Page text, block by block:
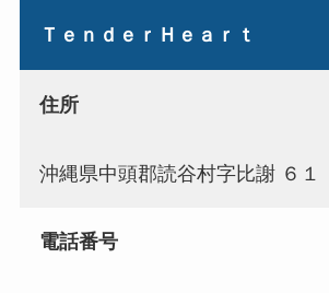
ＴｅｎｄｅｒＨｅａｒｔ
住所
沖縄県中頭郡読谷村字比謝 ６１
電話番号